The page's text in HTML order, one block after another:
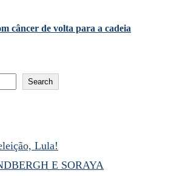
câncer de volta para a cadeia
Search
Lula!
E SORAYA